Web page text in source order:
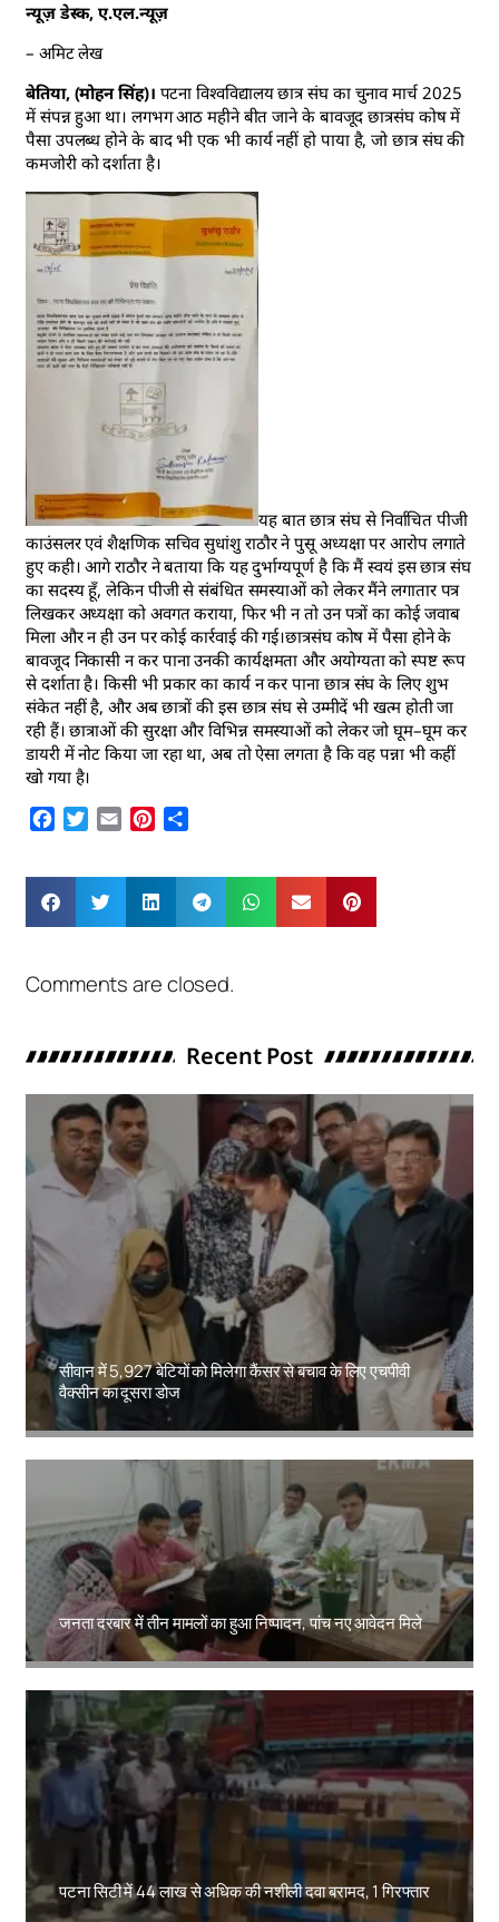
न्यूज़ डेस्क, ए.एल.न्यूज़
– अमिट लेख
बेतिया, (मोहन सिंह)। पटना विश्वविद्यालय छात्र संघ का चुनाव मार्च 2025
में संपन्न हुआ था। लगभग आठ महीने बीत जाने के बावजूद छात्रसंघ कोष में
पैसा उपलब्ध होने के बाद भी एक भी कार्य नहीं हो पाया है, जो छात्र संघ की
कमजोरी को दर्शाता है।
यह बात छात्र संघ से निर्वाचित पीजी
काउंसलर एवं शैक्षणिक सचिव सुधांशु राठौर ने पुसू अध्यक्षा पर आरोप लगाते
हुए कही। आगे राठौर ने बताया कि यह दुर्भाग्यपूर्ण है कि मैं स्वयं इस छात्र संघ
का सदस्य हूँ, लेकिन पीजी से संबंधित समस्याओं को लेकर मैंने लगातार पत्र
लिखकर अध्यक्षा को अवगत कराया, फिर भी न तो उन पत्रों का कोई जवाब
मिला और न ही उन पर कोई कार्रवाई की गई।छात्रसंघ कोष में पैसा होने के
बावजूद निकासी न कर पाना उनकी कार्यक्षमता और अयोग्यता को स्पष्ट रूप
से दर्शाता है। किसी भी प्रकार का कार्य न कर पाना छात्र संघ के लिए शुभ
संकेत नहीं है, और अब छात्रों की इस छात्र संघ से उम्मीदें भी खत्म होती जा
रही हैं। छात्राओं की सुरक्षा और विभिन्न समस्याओं को लेकर जो घूम–घूम कर
डायरी में नोट किया जा रहा था, अब तो ऐसा लगता है कि वह पन्ना भी कहीं
खो गया है।
Facebook
Twitter
Email Pinterest
Comments are closed.
Recent Post
सीवान में 5,927 बेटियों को मिलेगा कैंसर से बचाव के लिए एचपीवी
वैक्सीन का दूसरा डोज
Amit Lekh
जनता दरबार में तीन मामलों का हुआ निष्पादन, पांच नए आवेदन मिले
Amit Lekh
पटना सिटी में 44 लाख से अधिक की नशीली दवा बरामद, 1 गिरफ्तार